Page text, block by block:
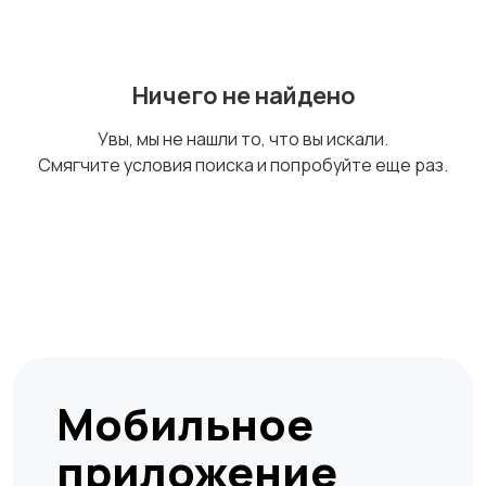
Ничего не найдено
Увы, мы не нашли то, что вы искали.
Смягчите условия поиска и попробуйте еще раз.
Мобильное
приложение